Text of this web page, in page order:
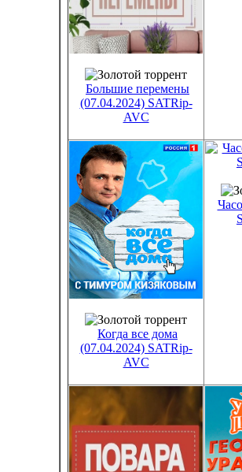
Большие перемены
(07.04.2024) SATRip-
AVC
Когда все дома
(07.04.2024) SATRip-
AVC